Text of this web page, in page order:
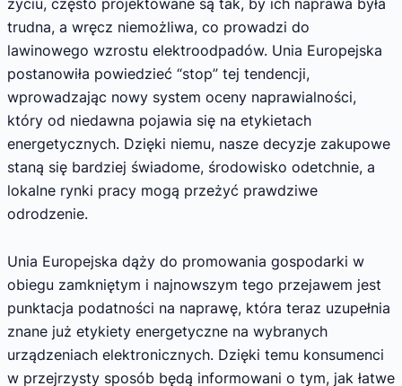
trudna, a wręcz niemożliwa, co prowadzi do
lawinowego wzrostu elektroodpadów. Unia Europejska
postanowiła powiedzieć “stop” tej tendencji,
wprowadzając nowy system oceny naprawialności,
który od niedawna pojawia się na etykietach
energetycznych. Dzięki niemu, nasze decyzje zakupowe
staną się bardziej świadome, środowisko odetchnie, a
lokalne rynki pracy mogą przeżyć prawdziwe
odrodzenie.
Unia Europejska dąży do promowania gospodarki w
obiegu zamkniętym i najnowszym tego przejawem jest
punktacja podatności na naprawę, która teraz uzupełnia
znane już etykiety energetyczne na wybranych
urządzeniach elektronicznych. Dzięki temu konsumenci
w przejrzysty sposób będą informowani o tym, jak łatwe